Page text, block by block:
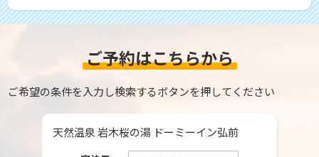
ご予約はこちらから
ご希望の条件を入力し検索するボタンを押してください
天然温泉 岩木桜の湯 ドーミーイン弘前